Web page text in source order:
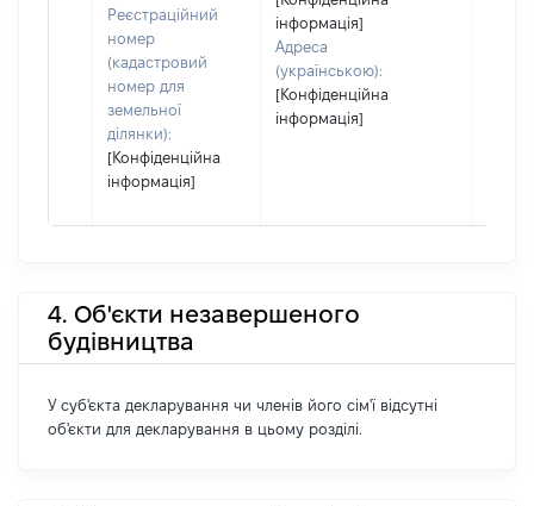
Реєстраційний
номер
(кадастровий
номер для
земельної
ділянки):
[Конфіденційна
інформація]
інформація]
Адреса
(українською):
[Конфіденційна
інформація]
4. Об'єкти незавершеного
будівництва
У суб'єкта декларування чи членів його сім'ї відсутні
об'єкти для декларування в цьому розділі.